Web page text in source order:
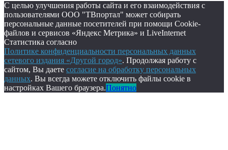
С целью улучшения работы сайта и его взаимодействия с
пользователями ООО "ТВпортал" может собирать
персональные данные посетителей при помощи Cookie-
файлов и сервисов «Яндекс Метрика» и LiveInternet
Статистика согласно
Политике конфиденциальности персональных данных
сетевого издания «Другой город». Продолжая работу с
сайтом, Вы даете согласие на обработку персональных
данных. Вы всегда можете отключить файлы cookie в
настройках Вашего браузера.Понятно